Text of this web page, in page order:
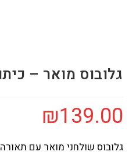
גלובוס מואר –
₪139.00
גלובוס שולחני מואר עם תאורה